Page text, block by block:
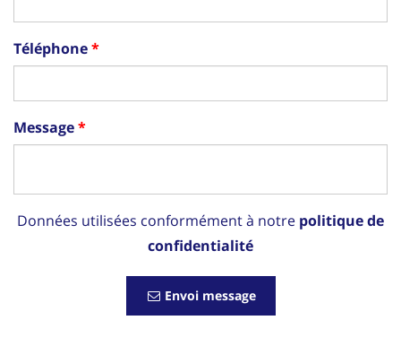
Téléphone
Message
Données utilisées conformément à notre politique de
confidentialité
Envoi message